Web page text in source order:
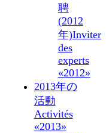
聘
(2012
年)Inviter
des
experts
«2012»
2013年の
活動
Activités
«2013»